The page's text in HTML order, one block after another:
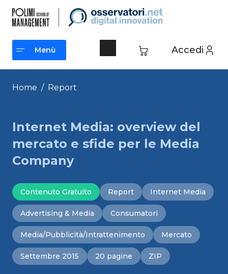
contenuto
Accedi
Menù
Menù
Home / Report
Internet Media: overview del
mercato e sfide per le Media
Company
Contenuto Gratuito Report Internet Media
Advertising & Media Consumatori
Media/Pubblicità/Intrattenimento Mercato
Settembre 2015 20 pagine ZIP